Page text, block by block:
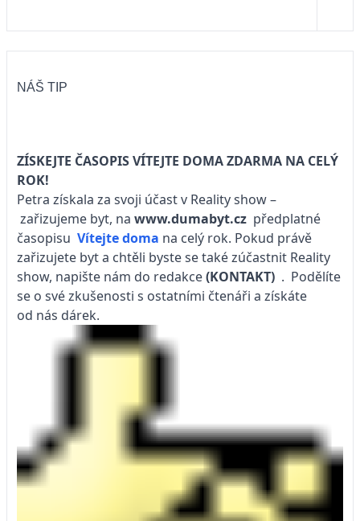
NÁŠ TIP
ZÍSKEJTE ČASOPIS VÍTEJTE DOMA ZDARMA NA CELÝ
ROK!
Petra získala za svoji účast v Reality show –
zařizujeme byt, na www.dumabyt.cz předplatné
časopisu Vítejte doma na celý rok. Pokud právě
zařizujete byt a chtěli byste se také zúčastnit Reality
show, napište nám do redakce(KONTAKT) . Podělíte
se o své zkušenosti s ostatními čtenáři a získáte
od nás dárek.